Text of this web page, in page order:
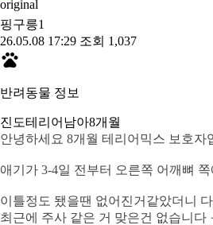
핑구릉1
26.05.08 17:29 조회 1,037
반려동물 정보
진도테리어 남아8개월
안녕하세요 8개월 테리어믹스 보호자
애기가 3-4일 전부터 오른쪽 어깨뼈
이틀정도 됐을땐 없어진거같았더니
최근에 주사 같은 거 맞은건 없습니다